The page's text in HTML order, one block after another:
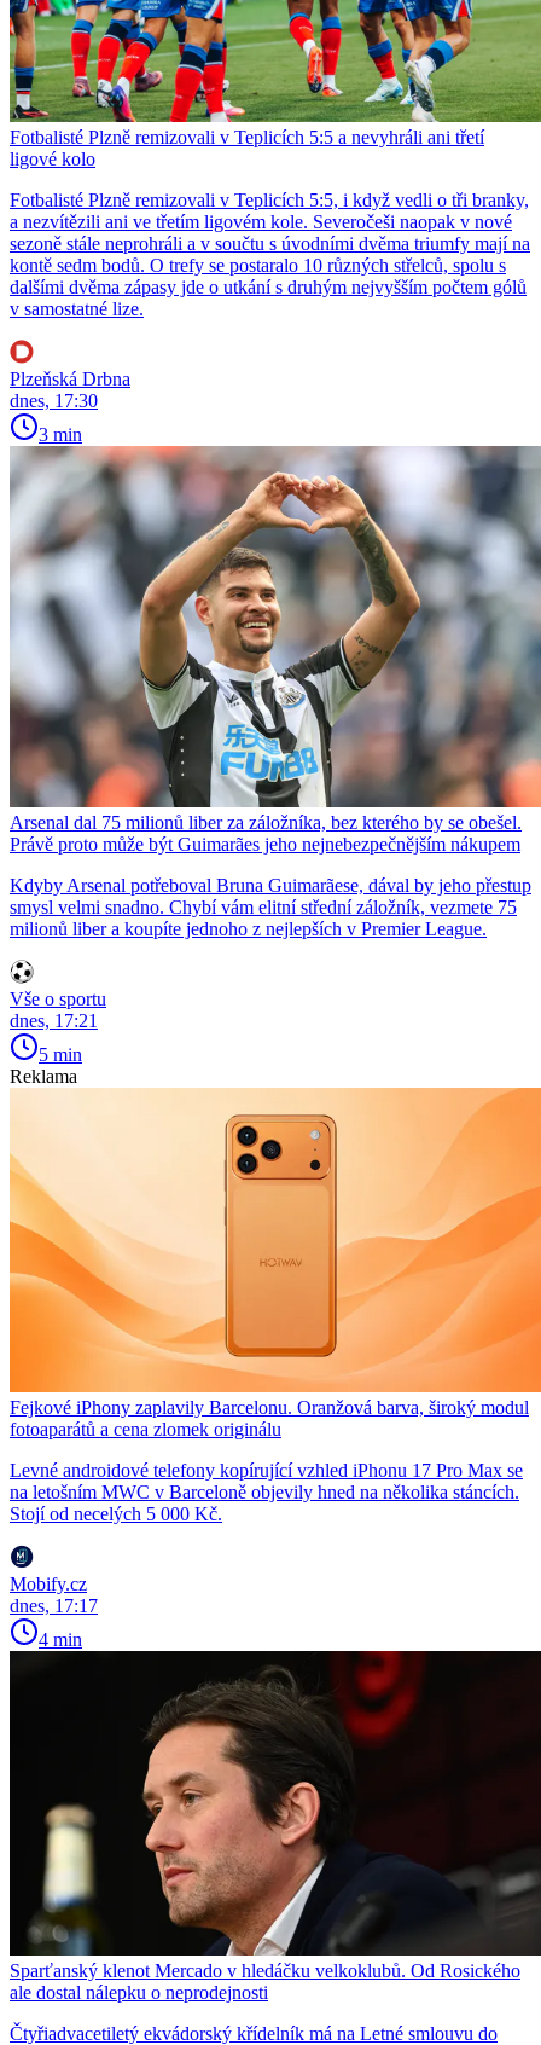
Fotbalisté Plzně remizovali v Teplicích 5:5 a nevyhráli ani třetí
ligové kolo
Fotbalisté Plzně remizovali v Teplicích 5:5, i když vedli o tři branky,
a nezvítězili ani ve třetím ligovém kole. Severočeši naopak v nové
sezoně stále neprohráli a v součtu s úvodními dvěma triumfy mají na
kontě sedm bodů. O trefy se postaralo 10 různých střelců, spolu s
dalšími dvěma zápasy jde o utkání s druhým nejvyšším počtem gólů
v samostatné lize.
Plzeňská Drbna
dnes, 17:30
3 min
Arsenal dal 75 milionů liber za záložníka, bez kterého by se obešel.
Právě proto může být Guimarães jeho nejnebezpečnějším nákupem
Kdyby Arsenal potřeboval Bruna Guimarãese, dával by jeho přestup
smysl velmi snadno. Chybí vám elitní střední záložník, vezmete 75
milionů liber a koupíte jednoho z nejlepších v Premier League.
Vše o sportu
dnes, 17:21
5 min
Reklama
Fejkové iPhony zaplavily Barcelonu. Oranžová barva, široký modul
fotoaparátů a cena zlomek originálu
Levné androidové telefony kopírující vzhled iPhonu 17 Pro Max se
na letošním MWC v Barceloně objevily hned na několika stáncích.
Stojí od necelých 5 000 Kč.
Mobify.cz
dnes, 17:17
4 min
Sparťanský klenot Mercado v hledáčku velkoklubů. Od Rosického
ale dostal nálepku o neprodejnosti
Čtyřiadvacetiletý ekvádorský křídelník má na Letné smlouvu do